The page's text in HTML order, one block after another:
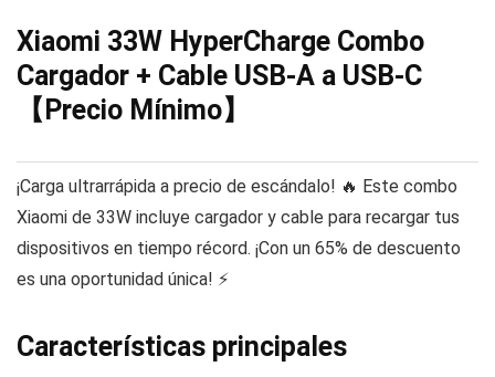
Xiaomi 33W HyperCharge Combo
Cargador + Cable USB-A a USB-C
【Precio Mínimo】
¡Carga ultrarrápida a precio de escándalo! 🔥 Este combo
Xiaomi de 33W incluye cargador y cable para recargar tus
dispositivos en tiempo récord. ¡Con un 65% de descuento
es una oportunidad única! ⚡
Características principales